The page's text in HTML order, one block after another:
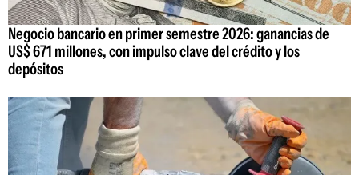
Negocio bancario en primer semestre 2026: ganancias de
US$ 671 millones, con impulso clave del crédito y los
depósitos